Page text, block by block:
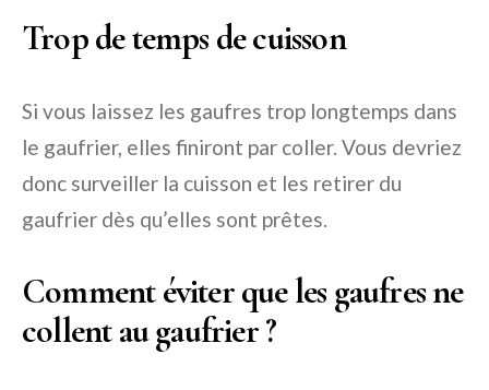
Trop de temps de cuisson
Si vous laissez les gaufres trop longtemps dans
le gaufrier, elles finiront par coller. Vous devriez
donc surveiller la cuisson et les retirer du
gaufrier dès qu’elles sont prêtes.
Comment éviter que les gaufres ne
collent au gaufrier ?